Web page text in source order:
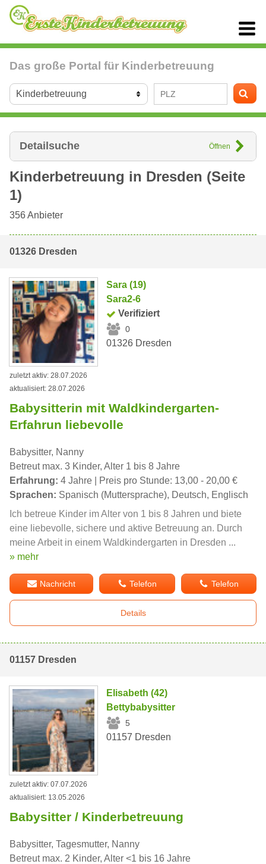
Das große Portal für Kinderbetreuung
Detailsuche Öffnen
Kinderbetreuung in Dresden (Seite
1)
356Anbieter
01326 Dresden
Sara (19)
Sara2-6
Verifiziert
0
01326 Dresden
zuletzt aktiv: 28.07.2026
aktualisiert: 28.07.2026
Babysitterin mit Waldkindergarten-
Erfahrun liebevolle
Babysitter, Nanny
Betreut max. 3 Kinder, Alter 1 bis 8 Jahre
Erfahrung: 4 Jahre | Preis pro Stunde: 13,00 - 20,00 €
Sprachen: Spanisch (Muttersprache), Deutsch, Englisch
Ich betreue Kinder im Alter von 1 bis 8 Jahren und biete
eine liebevolle, sichere und aktive Betreuung an. Durch
meine Arbeit in einem Waldkindergarten in Dresden ...
» mehr
Nachricht Telefon Telefon
Details
01157 Dresden
Elisabeth (42)
Bettybabysitter
5
01157 Dresden
zuletzt aktiv: 07.07.2026
aktualisiert: 13.05.2026
Babysitter / Kinderbetreuung
Babysitter, Tagesmutter, Nanny
Betreut max. 2 Kinder, Alter <1 bis 16 Jahre